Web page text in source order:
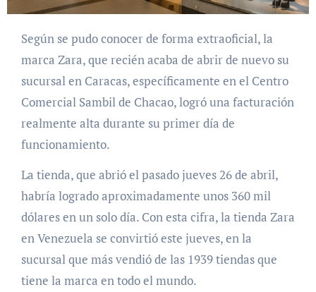
Según se pudo conocer de forma extraoficial, la
marca Zara, que recién acaba de abrir de nuevo su
sucursal en Caracas, específicamente en el Centro
Comercial Sambil de Chacao, logró una facturación
realmente alta durante su primer día de
funcionamiento.
La tienda, que abrió el pasado jueves 26 de abril,
habría logrado aproximadamente unos 360 mil
dólares en un solo día. Con esta cifra, la tienda Zara
en Venezuela se convirtió este jueves, en la
sucursal que más vendió de las 1939 tiendas que
tiene la marca en todo el mundo.